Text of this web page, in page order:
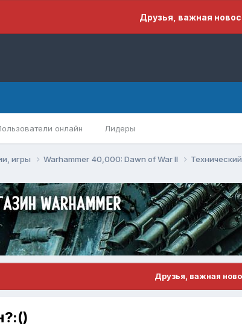
Друзья, важная
онлайн Лидеры
игры Warhammer 40,000: Dawn of War II
Друзья, важная